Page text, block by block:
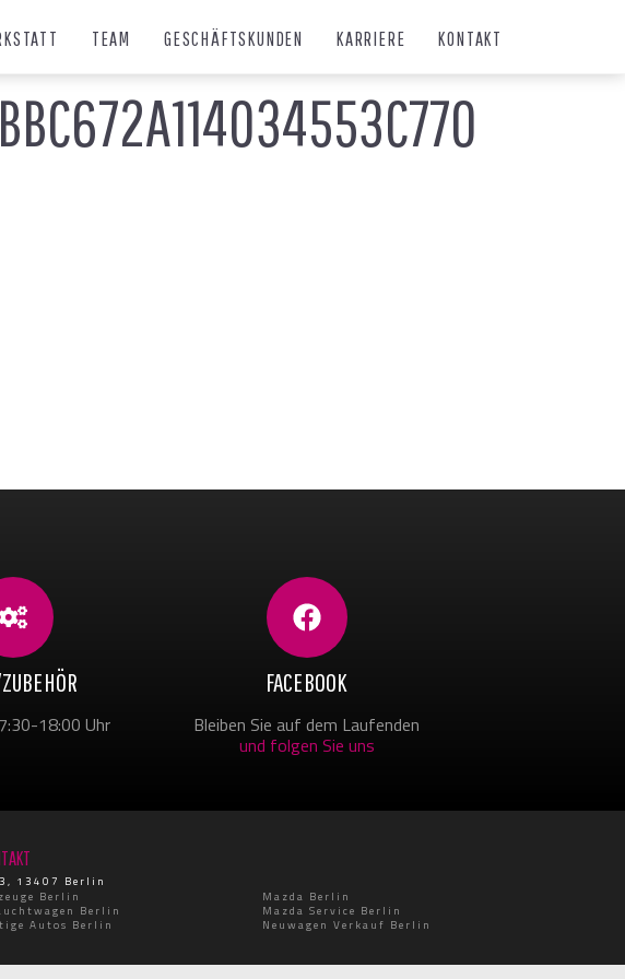
TEAM GESCHÄFTSKUNDEN KARRIERE KONTAKT
18:00 Uhr
FACEBOOK
Bleiben Sie auf dem Laufenden
und folgen Sie uns
13407 Berlin
Berlin
Berlin
Autos Berlin
Mazda Berlin
Mazda Service Berlin
Neuwagen Verkauf Berlin